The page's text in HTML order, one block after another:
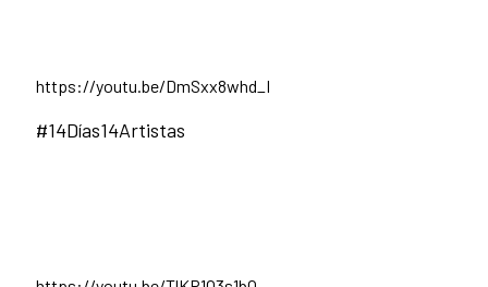
https://youtu.be/DmSxx8whd_I
#14Días14Artistas